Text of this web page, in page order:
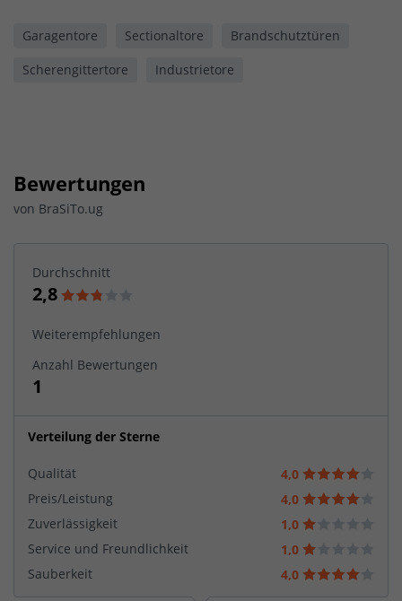
Garagentore Sectionaltore
Brandschutztüren
Scherengittertore
Industrietore
Bewertungen
von BraSiTo.ug
Durchschnitt
2,8
Weiterempfehlungen
Anzahl Bewertungen
1
Verteilung der Sterne
Qualität
4,0
Preis/Leistung
4,0
Zuverlässigkeit
1,0
Service und Freundlichkeit
1,0
Sauberkeit
4,0